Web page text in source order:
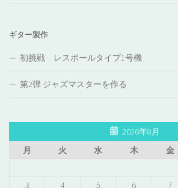
ギター製作
初挑戦 レスポールタイプ1号機
第2弾 ジャズマスターを作る
2026年8月
月
火 水 木 金
3
4 5 6 7